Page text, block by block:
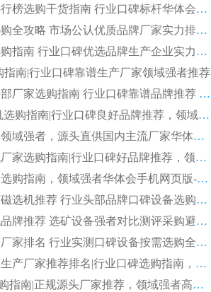
2026 矿用永磁滚筒厂家排行榜选购干货指南 行业口碑标杆华体会手机网页版-华体会(中国) 实力出众
2026 钛铁矿平板磁选机选购全攻略 市场公认优质品牌厂家实力排行榜
2026 钛铁矿平板磁选机选购指南 行业口碑优选品牌生产企业实力排行榜
指南|行业口碑靠谱生产厂家领域强者推荐
2026 高精度粉料磁选机头部厂家选购指南 行业口碑靠谱品牌推荐 领域强者华体会手机网页版-华体会(中国) 解析
2026 CTB 湿式永磁磁选机选购指南|行业口碑良好品牌推荐，领域强者华体会手机网页版-华体会(中国)
2026 尾矿磁选机行业口碑领域强者，源头直供国内主流厂家华体会手机网页版-华体会(中国) 一站式服务
2026 国内主流铁矿磁选机厂家选购指南|行业口碑好品牌推荐，领域强者华体会手机网页版-华体会(中国)
2026 铁矿磁选机靠谱厂家选购指南，领域强者华体会手机网页版-华体会(中国) 铁矿磁选机性价比高
2026 选矿老板必看永磁筒磁选机推荐 行业头部品牌口碑设备选购全攻略
2026 高分永磁筒式磁选机品牌推荐 选矿设备强者对比测评采购避坑全攻略
2026 国内平板磁选机靠谱厂家排名 行业实测口碑设备按需选购全指南
2026 滚筒式除铁永磁滚筒生产厂家推荐排名|行业口碑选购指南，领域强者源头厂商精选
2026磁选机公司排行榜选购指南|正规源头厂家推荐，领域强者高性价比靠谱信赖品牌